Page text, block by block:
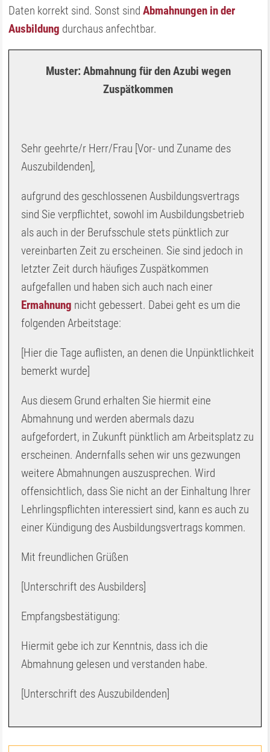
Daten korrekt sind. Sonst sindAbmahnungen in der
Ausbildung durchaus anfechtbar.
Muster: Abmahnung für den Azubi wegen
Zuspätkommen
Sehr geehrte/r Herr/Frau [Vor- und Zuname des
Auszubildenden],
aufgrund des geschlossenen Ausbildungsvertrags
sind Sie verpflichtet, sowohl im Ausbildungsbetrieb
als auch in der Berufsschule stets pünktlich zur
vereinbarten Zeit zu erscheinen. Sie sind jedoch in
letzter Zeit durch häufiges Zuspätkommen
aufgefallen und haben sich auch nach einer
Ermahnung nicht gebessert. Dabei geht es um die
folgenden Arbeitstage:
[Hier die Tage auflisten, an denen die Unpünktlichkeit
bemerkt wurde]
Aus diesem Grund erhalten Sie hiermit eine
Abmahnung und werden abermals dazu
aufgefordert, in Zukunft pünktlich am Arbeitsplatz zu
erscheinen. Andernfalls sehen wir uns gezwungen
weitere Abmahnungen auszusprechen. Wird
offensichtlich, dass Sie nicht an der Einhaltung Ihrer
Lehrlingspflichten interessiert sind, kann es auch zu
einer Kündigung des Ausbildungsvertrags kommen.
Mit freundlichen Grüßen
[Unterschrift des Ausbilders]
Empfangsbestätigung:
Hiermit gebe ich zur Kenntnis, dass ich die
Abmahnung gelesen und verstanden habe.
[Unterschrift des Auszubildenden]